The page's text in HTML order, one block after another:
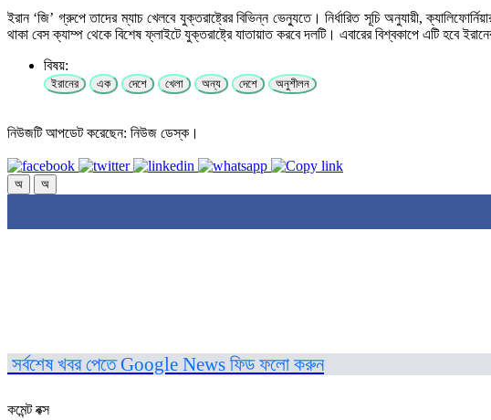
ইরান ‘জি’ গ্রুপে তাদের ম্যাচ খেলবে যুক্তরাষ্ট্রের বিভিন্ন ভেন্যুতে। নির্ধারিত সূচি অনুযায়ী,
থাকা বেস ক্যাম্প থেকে বিশেষ ফ্লাইটে যুক্তরাষ্ট্রে যাতায়াত করবে দলটি। এবারের বিশ্বকাপে এটি হবে
বিষয়:
ইরানের এক দেশে খেলা অন্য দেশে অনুশীলন
নিউজটি আপডেট করেছেন: নিউজ ডেস্ক।
অ অ
সর্বশেষ খবর পেতে Google News ফিড ফলো করুন
কমেন্ট বক্স